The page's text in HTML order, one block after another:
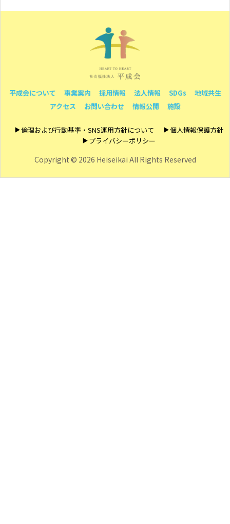
平成会について 事業案内 採用情報 法人情報 SDGs
地域共生
アクセス
お問い合わせ 情報公開 施設
倫理および行動基準・SNS運用方針について
個人情報保護方針
プライバシーポリシー
Copyright © 2026 Heiseikai All Rights Reserved